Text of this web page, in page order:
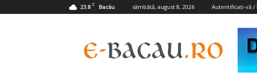
23.8 C Bacău sâmbătă, august 8, 2026 Autentificați-vă /
Bacau.ro